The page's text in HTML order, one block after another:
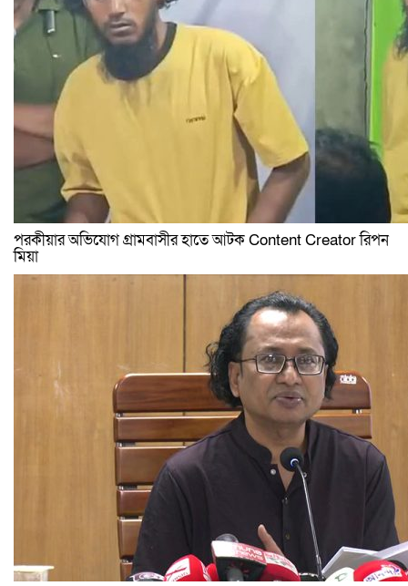
পরকীয়ার অভিযোগ গ্রামবাসীর হাতে আটক Content Creator রিপন
মিয়া